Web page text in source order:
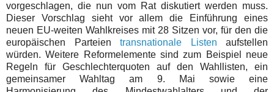
vorgeschlagen, die nun vom Rat diskutiert werden muss.
Dieser Vorschlag sieht vor allem die Einführung eines
neuen EU-weiten Wahlkreises mit 28 Sitzen vor, für den die
europäischen Parteien transnationale Listen aufstellen
würden. Weitere Reformelemente sind zum Beispiel neue
Regeln für Geschlechterquoten auf den Wahllisten, ein
gemeinsamer Wahltag am 9. Mai sowie eine